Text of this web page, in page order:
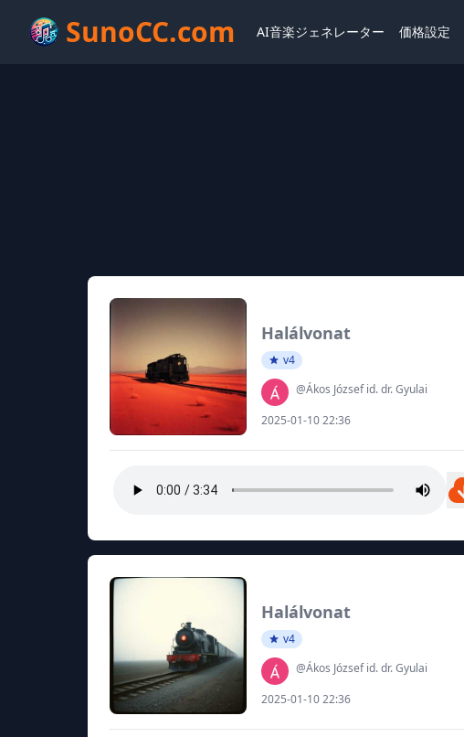
SunoCC.com AI音楽ジェネレーター 価格設定
Halálvonat
v4
@Ákos József id. dr. Gyulai
2025-01-10 22:36
Halálvonat
v4
@Ákos József id. dr. Gyulai
2025-01-10 22:36